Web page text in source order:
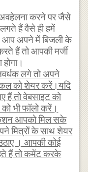
अवहेलना करने पर जैसे
हैं वैसे ही हमें
अपने में बिजली के
हैं तो आपकी मर्जी
लगे तो अपने
को शेयर करें।यदि
हैं तो वेबसाइट को
भी फॉलो करें।
आपको मिल सके
मित्रों के साथ शेयर
। आपकी कोई
हैं तो कमेंट करके